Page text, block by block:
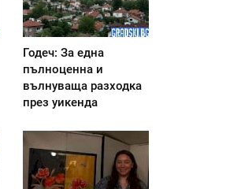
Годеч: За една
пълноценна и
вълнуваща разходка
през уикенда